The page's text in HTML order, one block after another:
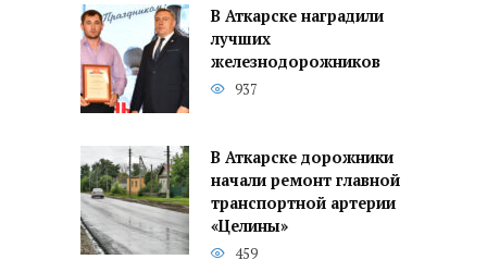
В Аткарске наградили
лучших
железнодорожников
937
В Аткарске дорожники
начали ремонт главной
транспортной артерии
«Целины»
459